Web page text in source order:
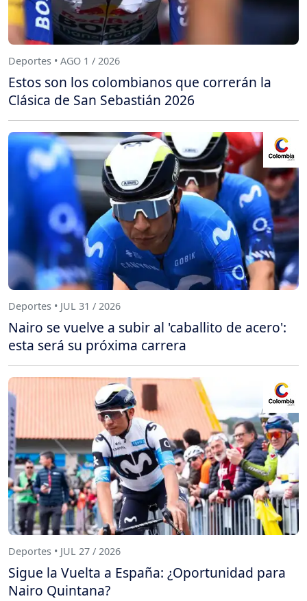
Deportes • AGO 1 / 2026
Estos son los colombianos que correrán la
Clásica de San Sebastián 2026
Deportes • JUL 31 / 2026
Nairo se vuelve a subir al 'caballito de acero':
esta será su próxima carrera
Deportes • JUL 27 / 2026
Sigue la Vuelta a España: ¿Oportunidad para
Nairo Quintana?